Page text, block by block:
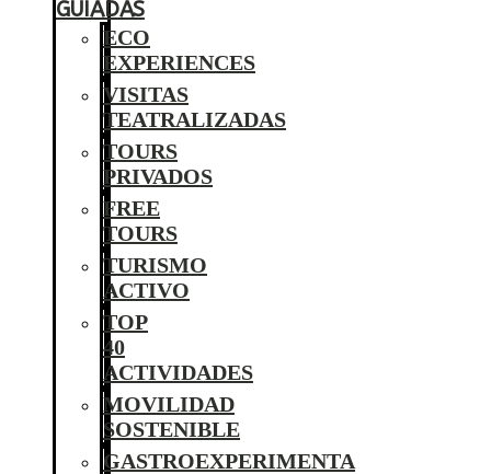
GUIADAS
ECO
EXPERIENCES
VISITAS
TEATRALIZADAS
TOURS
PRIVADOS
FREE
TOURS
TURISMO
ACTIVO
TOP
40
ACTIVIDADES
MOVILIDAD
SOSTENIBLE
GASTROEXPERIMENTA